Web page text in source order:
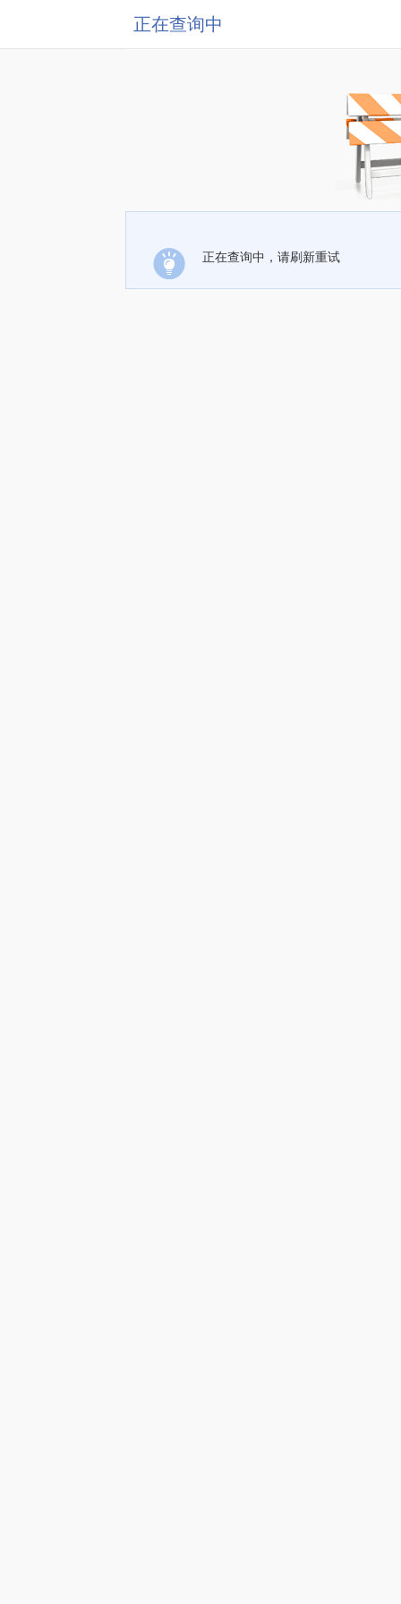
正在查询中
正在查询中，请刷新重试